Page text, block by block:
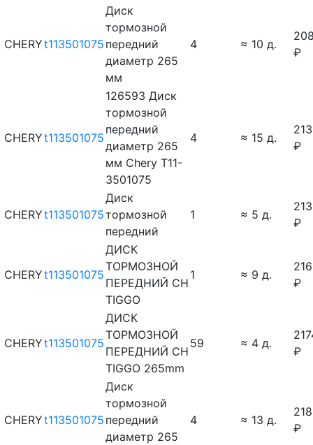
CHERYt113501075
Диск
тормозной
передний
диаметр 265
мм
4 ≈ 10 д.
₽
CHERYt113501075
126593 Диск
тормозной
передний
диаметр 265
мм Chery T11-
3501075
4 ≈ 15 д.
₽
CHERYt113501075
Диск
тормозной
передний
1 ≈ 5 д.
₽
CHERYt113501075
ДИСК
ТОРМОЗНОЙ
ПЕРЕДНИЙ CH
TIGGO
1 ≈ 9 д.
₽
CHERYt113501075
ДИСК
ТОРМОЗНОЙ
ПЕРЕДНИЙ CH
TIGGO 265mm
59 ≈ 4 д.
₽
CHERYt113501075
Диск
тормозной
передний
диаметр 265
4 ≈ 13 д.
₽